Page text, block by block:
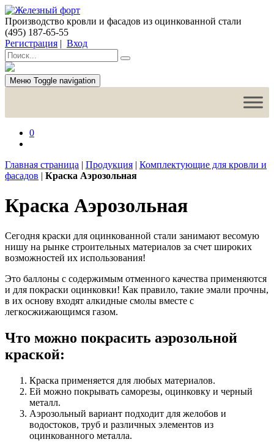
Производство кровли и фасадов из оцинкованной стали
(495) 187-65-55
Регистрация | Вход
Меню Toggle navigation
0
Главная страница | Продукция | Комплектующие для кровли и
фасадов | Краска Аэрозольная
Краска Аэрозольная
Сегодня краски для оцинкованной стали занимают весомую
нишу на рынке строительных материалов за счет широких
возможностей их использования!
Это баллоны с содержимым отменного качества применяются
и для покраски оцинковки! Как правило, такие эмали прочны,
в их основу входят алкидные смолы вместе с
легкосжижающимся газом.
Что можно покрасить аэрозольной
краской:
Краска применяется для любых материалов.
Ей можно покрывать саморезы, оцинковку и черный
металл.
Аэрозольный вариант подходит для желобов и
водостоков, труб и различных элементов из
оцинкованного металла.